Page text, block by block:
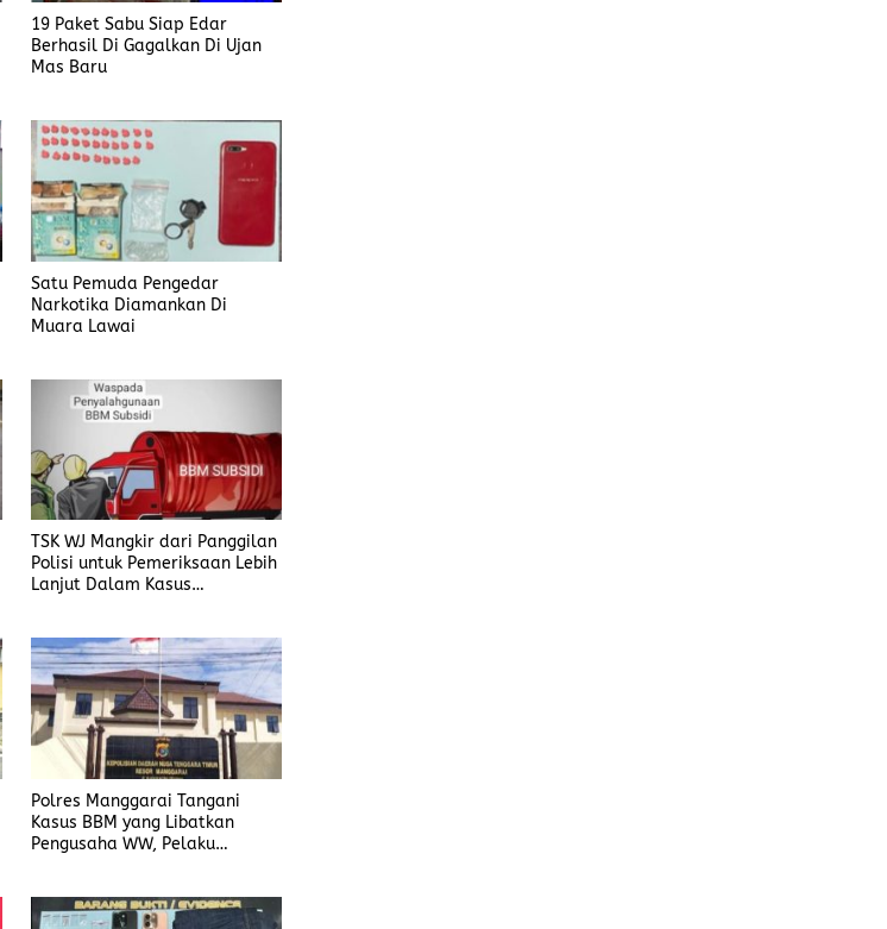
19 Paket Sabu Siap Edar
Berhasil Di Gagalkan Di Ujan
Mas Baru
Satu Pemuda Pengedar
Narkotika Diamankan Di
Muara Lawai
TSK WJ Mangkir dari Panggilan
Polisi untuk Pemeriksaan Lebih
Lanjut Dalam Kasus
Polres Manggarai Tangani
Kasus BBM yang Libatkan
Pengusaha WW, Pelaku